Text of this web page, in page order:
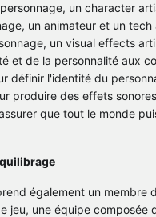
un character
un animateur et un
un visual effects
et de la personnalité aux
définir l'identité du
produire des effets
que tout le monde
également un membre
jeu, une équipe composée